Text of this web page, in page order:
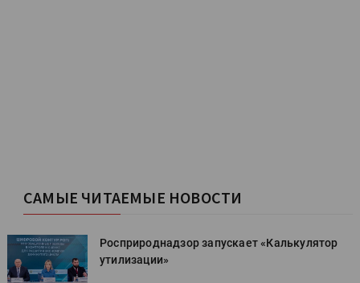
САМЫЕ ЧИТАЕМЫЕ НОВОСТИ
Росприроднадзор запускает «Калькулятор
утилизации»